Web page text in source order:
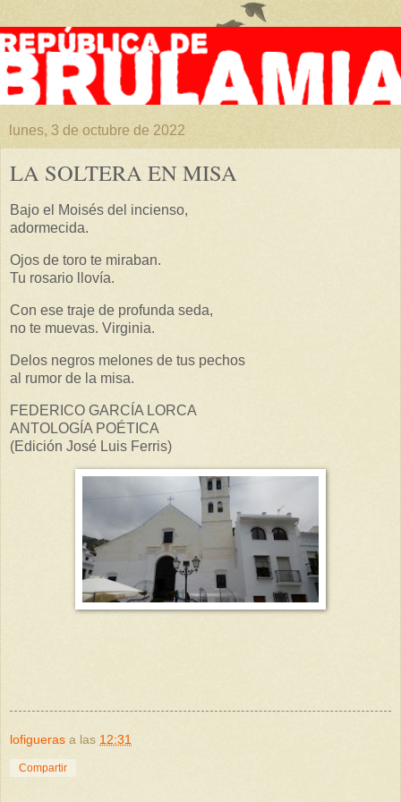
lunes, 3 de octubre de 2022
LA SOLTERA EN MISA
Bajo el Moisés del incienso,
adormecida.
Ojos de toro te miraban.
Tu rosario llovía.
Con ese traje de profunda seda,
no te muevas. Virginia.
Delos negros melones de tus pechos
al rumor de la misa.
FEDERICO GARCÍA LORCA
ANTOLOGÍA POÉTICA
(Edición José Luis Ferris)
lofigueras a las 12:31
Compartir